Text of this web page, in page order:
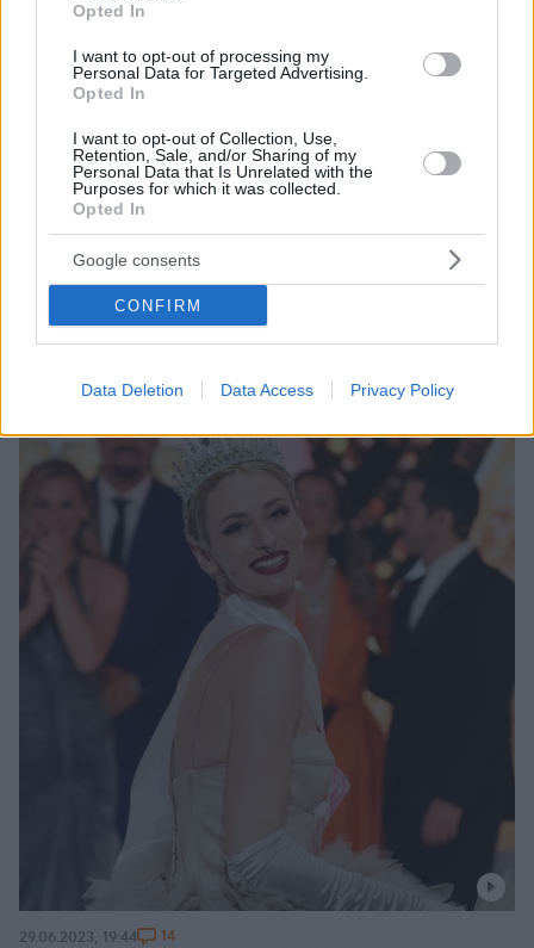
Opted In
I want to opt-out of processing my
Personal Data for Targeted Advertising.
Opted In
I want to opt-out of Collection, Use,
Retention, Sale, and/or Sharing of my
Personal Data that Is Unrelated with the
Purposes for which it was collected.
Opted In
Google consents
CONFIRM
Data Deletion Data Access Privacy Policy
Όλγα Κοτλιδά, το νέο αστέρι του «My Style Rocks»
μετά τη Ραμόνα, την Τούνη και την Παναγιώταρου
Το ριάλιτι μόδας που κατάφερε να δημιουργήσει
μερικές από τις πιο ισχυρές influencers συζητιέται,
σχολιάζεται και μοιράζει δώρα και δημοσιότητα
30.06.2023, 07:23
29.06.2023, 19:44 14